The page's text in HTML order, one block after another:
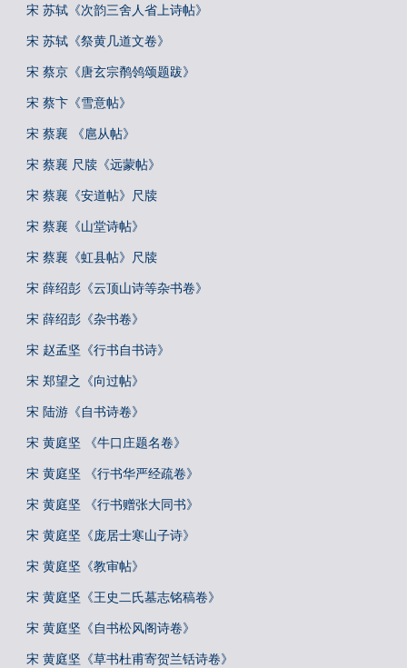
宋 苏轼《次韵三舍人省上诗帖》
宋 苏轼《祭黄几道文卷》
宋 蔡京《唐玄宗鹡鸰颂题跋》
宋 蔡卞《雪意帖》
宋 蔡襄 《扈从帖》
宋 蔡襄 尺牍《远蒙帖》
宋 蔡襄《安道帖》尺牍
宋 蔡襄《山堂诗帖》
宋 蔡襄《虹县帖》尺牍
宋 薛绍彭《云顶山诗等杂书卷》
宋 薛绍彭《杂书卷》
宋 赵孟坚《行书自书诗》
宋 郑望之《向过帖》
宋 陆游《自书诗卷》
宋 黄庭坚 《牛口庄题名卷》
宋 黄庭坚 《行书华严经疏卷》
宋 黄庭坚 《行书赠张大同书》
宋 黄庭坚《庞居士寒山子诗》
宋 黄庭坚《教审帖》
宋 黄庭坚《王史二氏墓志铭稿卷》
宋 黄庭坚《自书松风阁诗卷》
宋 黄庭坚《草书杜甫寄贺兰铦诗卷》